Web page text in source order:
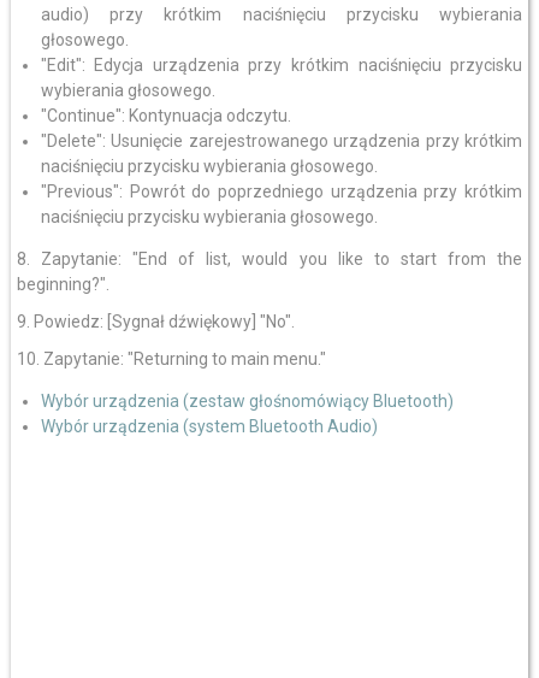
audio) przy krótkim naciśnięciu przycisku wybierania
głosowego.
"Edit": Edycja urządzenia przy krótkim naciśnięciu przycisku
wybierania głosowego.
"Continue": Kontynuacja odczytu.
"Delete": Usunięcie zarejestrowanego urządzenia przy krótkim
naciśnięciu przycisku wybierania głosowego.
"Previous": Powrót do poprzedniego urządzenia przy krótkim
naciśnięciu przycisku wybierania głosowego.
8. Zapytanie: "End of list, would you like to start from the
beginning?".
9. Powiedz: [Sygnał dźwiękowy] "No".
10. Zapytanie: "Returning to main menu."
Wybór urządzenia (zestaw głośnomówiący Bluetooth)
Wybór urządzenia (system Bluetooth Audio)